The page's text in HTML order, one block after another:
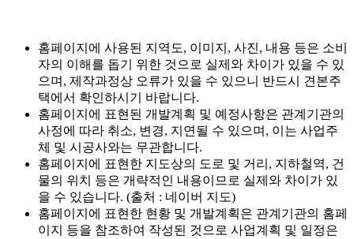
홈페이지에 사용된 지역도, 이미지, 사진, 내용 등은 소비
자의 이해를 돕기 위한 것으로 실제와 차이가 있을 수 있
으며, 제작과정상 오류가 있을 수 있으니 반드시 견본주
택에서 확인하시기 바랍니다.
홈페이지에 표현된 개발계획 및 예정사항은 관계기관의
사정에 따라 취소, 변경, 지연될 수 있으며, 이는 사업주
체 및 시공사와는 무관합니다.
홈페이지에 표현한 지도상의 도로 및 거리, 지하철역, 건
물의 위치 등은 개략적인 내용이므로 실제와 차이가 있
을 수 있습니다. (출처 : 네이버 지도)
홈페이지에 표현한 현황 및 개발계획은 관계기관의 홈페
이지 등을 참조하여 작성된 것으로 사업계획 및 일정은